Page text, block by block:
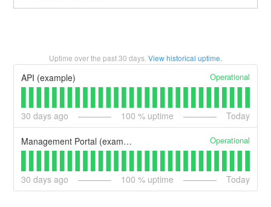
Uptime over the past30 days. View historical uptime.
API (example) Operational
30 days ago 100 % uptime Today
Management Portal (example) Operational
30 days ago 100 % uptime Today